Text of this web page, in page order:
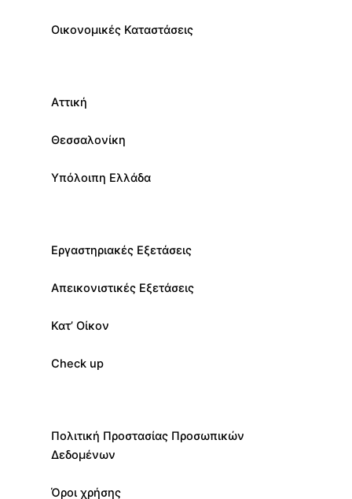
Οικονομικές Καταστάσεις
Αττική
Θεσσαλονίκη
Υπόλοιπη Ελλάδα
Εργαστηριακές Εξετάσεις
Απεικονιστικές Εξετάσεις
Κατ’ Οίκον
Check up
Πολιτική Προστασίας Προσωπικών
Δεδομένων
Όροι χρήσης